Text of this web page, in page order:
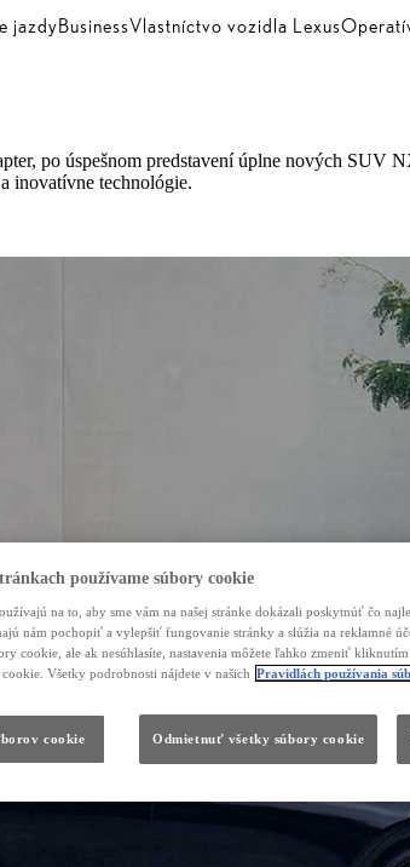
jazdyBusinessVlastníctvo vozidla Lexus
po úspešnom predstavení úplne nových SUV
inovatívne technológie.
používame súbory cookie
na to, aby sme vám na našej stránke dokázali poskytnúť čo
nám pochopiť a vylepšiť fungovanie stránky a slúžia na reklamné
cookie, ale ak nesúhlasíte, nastavenia môžete ľahko zmeniť
Všetky podrobnosti nájdete v našich Pravidlách používania
Odmietnuť všetky súbory cookie
cookie